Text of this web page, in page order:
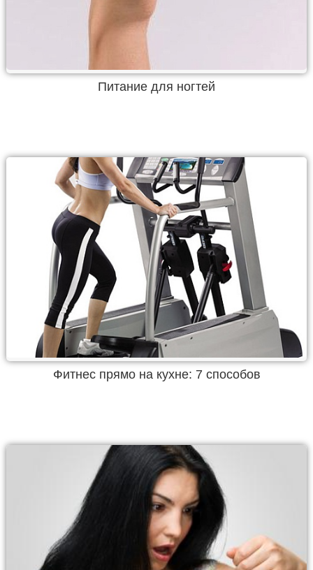
Питание для ногтей
Фитнес прямо на кухне: 7 способов